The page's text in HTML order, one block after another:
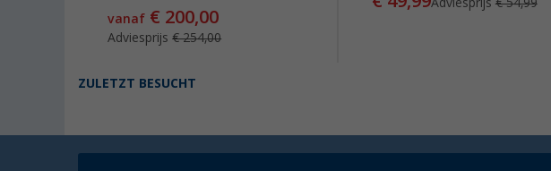
vanaf € 200,00
Adviesprijs€ 254,00
Adviesprijs € 54,99
ZULETZT BESUCHT